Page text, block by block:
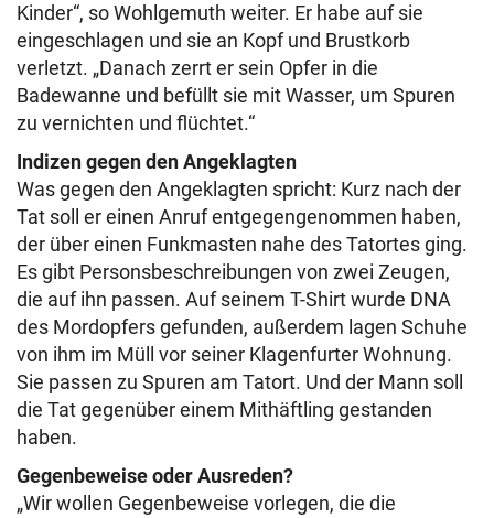
Kinder“, so Wohlgemuth weiter. Er habe auf sie
eingeschlagen und sie an Kopf und Brustkorb
verletzt. „Danach zerrt er sein Opfer in die
Badewanne und befüllt sie mit Wasser, um Spuren
zu vernichten und flüchtet.“
Indizen gegen den Angeklagten
Was gegen den Angeklagten spricht: Kurz nach der
Tat soll er einen Anruf entgegengenommen haben,
der über einen Funkmasten nahe des Tatortes ging.
Es gibt Personsbeschreibungen von zwei Zeugen,
die auf ihn passen. Auf seinem T-Shirt wurde DNA
des Mordopfers gefunden, außerdem lagen Schuhe
von ihm im Müll vor seiner Klagenfurter Wohnung.
Sie passen zu Spuren am Tatort. Und der Mann soll
die Tat gegenüber einem Mithäftling gestanden
haben.
Gegenbeweise oder Ausreden?
„Wir wollen Gegenbeweise vorlegen, die die